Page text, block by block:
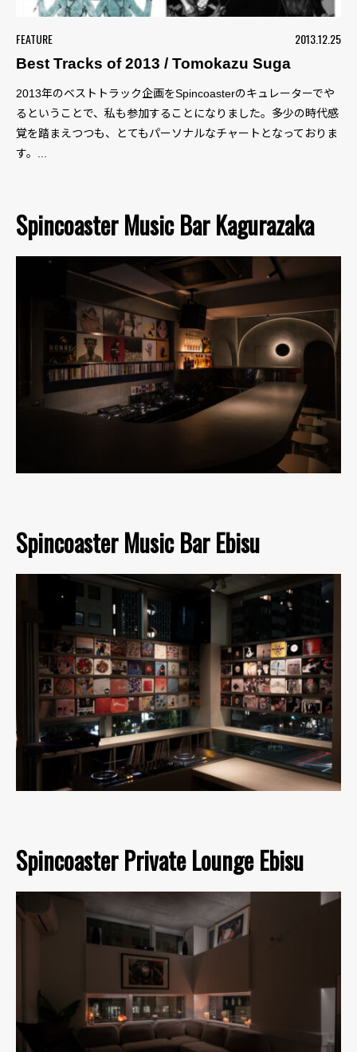
FEATURE
2013.12.25
Best Tracks of 2013 / Tomokazu Suga
2013年のベストトラック企画をSpincoasterのキュレーターでや
るということで、私も参加することになりました。多少の時代感
覚を踏まえつつも、とてもパーソナルなチャートとなっておりま
す。...
Spincoaster Music Bar Kagurazaka
Spincoaster Music Bar Ebisu
Spincoaster Private Lounge Ebisu